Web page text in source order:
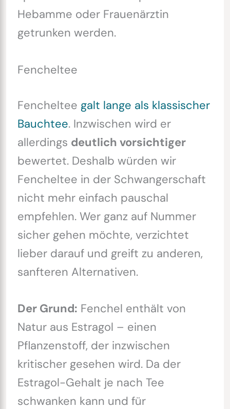
Hebamme oder Frauenärztin
getrunken werden.
Fencheltee
Fencheltee galt lange als klassischer
Bauchtee. Inzwischen wird er
allerdings deutlich vorsichtiger
bewertet. Deshalb würden wir
Fencheltee in der Schwangerschaft
nicht mehr einfach pauschal
empfehlen. Wer ganz auf Nummer
sicher gehen möchte, verzichtet
lieber darauf und greift zu anderen,
sanfteren Alternativen.
Der Grund: Fenchel enthält von
Natur aus Estragol – einen
Pflanzenstoff, der inzwischen
kritischer gesehen wird. Da der
Estragol-Gehalt je nach Tee
schwanken kann und für